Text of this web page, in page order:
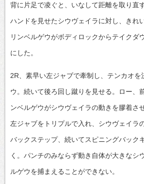
背に片足で凌ぐと、いなして距離を取り直
ハンドを見せたシウヴェイラに対し、きれ
リンベルゲウがボディロックからテイクダ
にした。
2R、素早い左ジャブで牽制し、テンカオを
ウ。続いて後ろ回し蹴りを見せる。ロー、
ンベルゲウがシウヴェイラの動きを膠着さ
左ジャブをトリプルで入れ、シウヴェイラ
バックステップ、続いてスピニングバック
く。パンチのみならず動き自体が大きなシ
ルゲウを捕まえることができない。